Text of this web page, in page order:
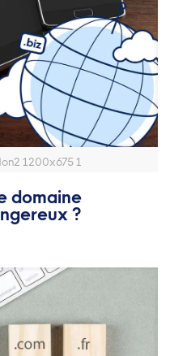
1200x675 1
domaine
?